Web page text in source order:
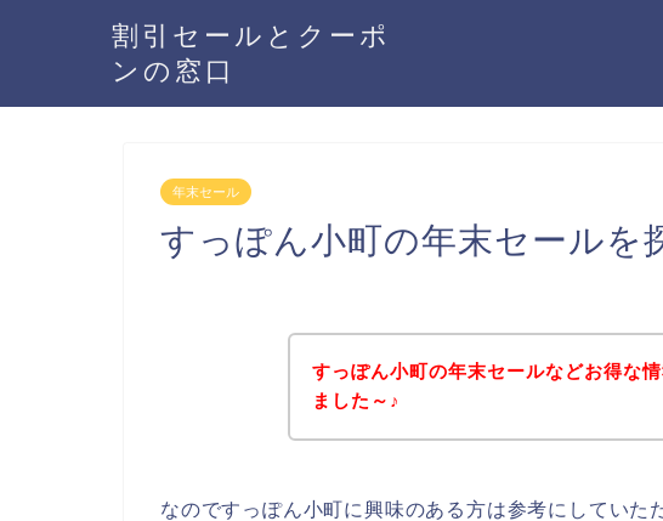
割引セールとクーポ
ンの窓口
年末セール
すっぽん小町の年末セールを
すっぽん小町の年末セールなどお得な
ました～♪
なのですっぽん小町に興味のある方は参考にしていた